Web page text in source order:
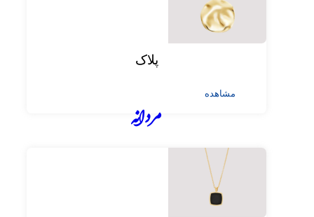
پلاک
مشاهده
مردانه